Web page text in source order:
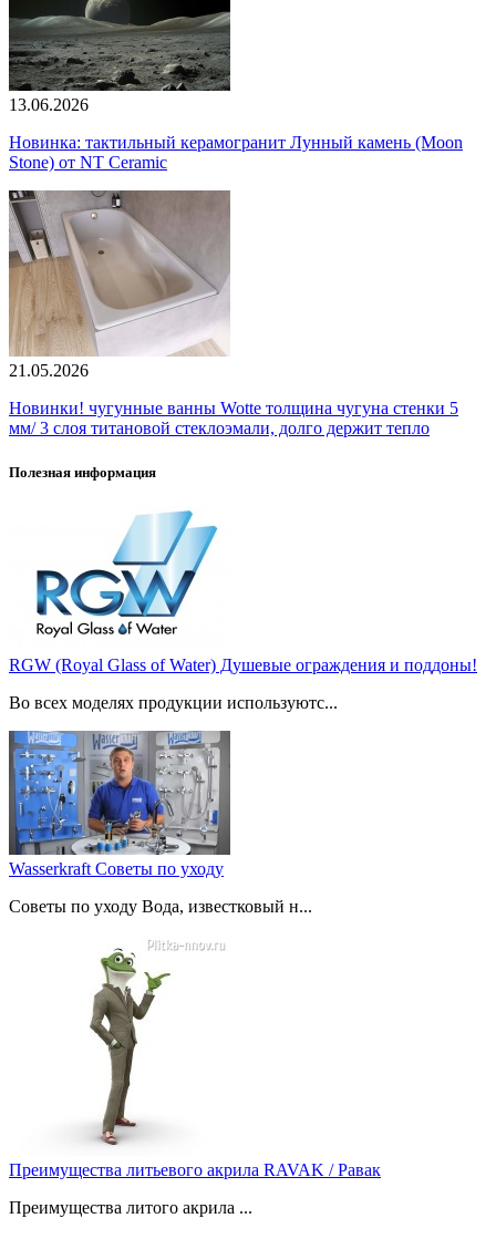
13.06.2026
Новинка: тактильный керамогранит Лунный камень (Moon
Stone) от NT Ceramic
21.05.2026
Новинки! чугунные ванны Wotte толщина чугуна стенки 5
мм/ 3 слоя титановой стеклоэмали, долго держит тепло
Полезная информация
RGW (Royal Glass of Water) Душевые ограждения и поддоны!
Во всех моделях продукции используютс...
Wasserkraft Советы по уходу
Советы по уходу Вода, известковый н...
Преимущества литьевого акрила RAVAK / Равак
Преимущества литого акрила ...